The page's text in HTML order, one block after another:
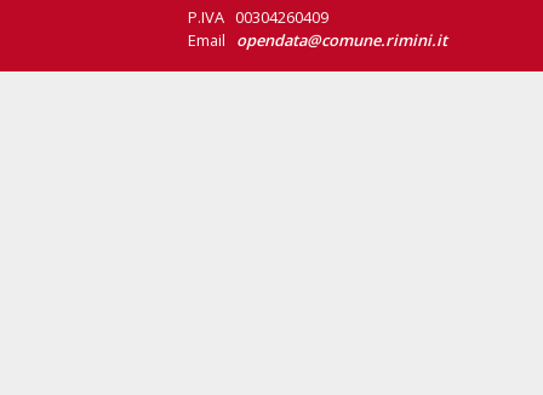
P.IVA 00304260409
Email opendata@comune.rimini.it